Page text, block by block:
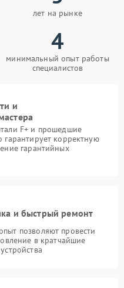
лет на рынке
4
минимальный опыт работы
специалистов
и
F+ и прошедшие
гарантирует корректную
гарантийных
и быстрый ремонт
позволяют провести
в кратчайшие